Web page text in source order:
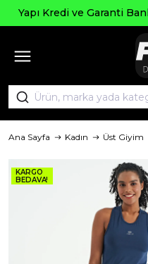
Yapı Kredi ve Garanti
Ana Sayfa Kadın Üst Giyim
KARGO
BEDAVA!